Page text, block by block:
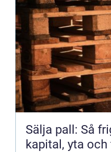
Sälja pall: Så
kapital, yta och